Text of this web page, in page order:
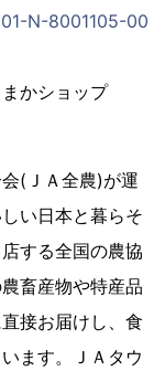
N-8001105-00
かショップ
(ＪＡ全農)が運
い日本と暮らそ
する全国の農協
畜産物や特産品
接お届けし、食
ます。ＪＡタウ